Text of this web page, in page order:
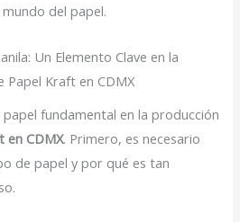
del papel.
Un Elemento Clave en la
Papel Kraft en CDMX
papel fundamental en la producción
en CDMX. Primero, es necesario
de papel y por qué es tan